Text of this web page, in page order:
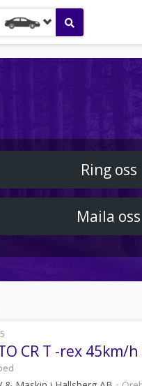
Ring oss
Maila oss
CR T -rex 45km/